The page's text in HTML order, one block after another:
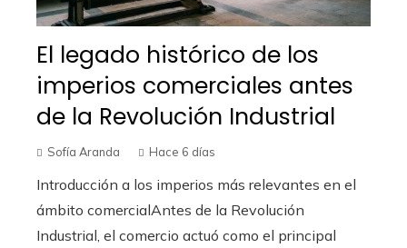
El legado histórico de los
imperios comerciales antes
de la Revolución Industrial
Sofía Aranda Hace 6 días
Introducción a los imperios más relevantes en el
ámbito comercialAntes de la Revolución
Industrial, el comercio actuó como el principal